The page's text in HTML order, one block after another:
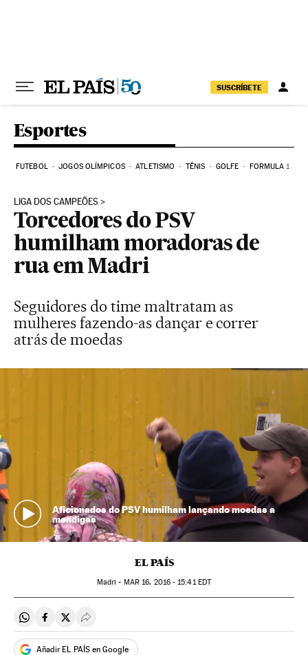
SUSCRÍBETE
Esportes
FUTEBOL JOGOS OLÍMPICOS ATLETISMO TÊNIS GOLFE FORMULA 1
LIGA DOS CAMPEÕES
Torcedores do PSV
humilham moradoras de
rua em Madri
Seguidores do time maltratam as
mulheres fazendo-as dançar e correr
atrás de moedas
Aficionados do PSV humilham lançando moedas a
mendigas
EL PAÍS
Madri - MAR 16, 2016 - 15:41EDT
Compartir en Whatsapp
Compartir en Facebook
Compartir en Twitter
Desplegar Redes Sociales
Añadir EL PAÍS en Google